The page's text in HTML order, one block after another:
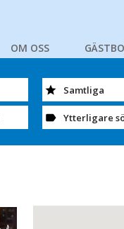
OM OSS
Samtliga
Ytterligare